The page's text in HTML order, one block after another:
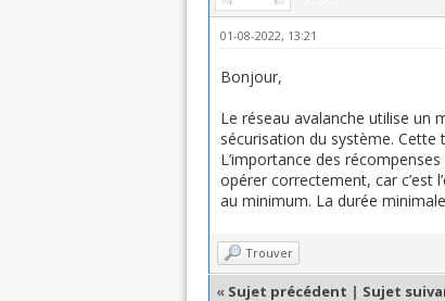
01-08-2022, 13:21
Bonjour,
Le réseau avalanche utilise un
sécurisation du système. Cette
L’importance des
opérer correctement, car c’est
au minimum. La durée
Trouver
« Sujet précédent | Sujet